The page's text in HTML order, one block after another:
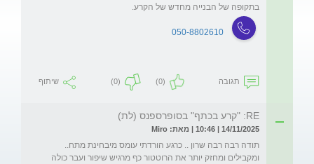
בתקופה של הבנייה מחדש של הקרע.
050-8802610
תגובה (0)
(0) שיתוף
RE: "קרע בכתף" בסופרספנס (לת)
14/11/2025 | 10:46 | מאת: Miro
תודה רבה רבה שרון .. כרגע הורדתי עומס מיבחינת מתח..
ומקבילים ומחזק יותר את הרוטטור כף מרגיש שיפור ועבר כולה